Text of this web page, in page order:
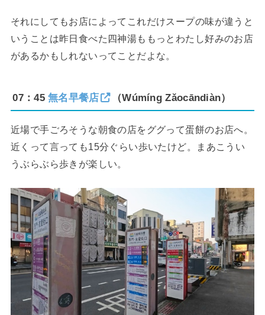
それにしてもお店によってこれだけスープの味が違うと
いうことは昨日食べた四神湯ももっとわたし好みのお店
があるかもしれないってことだよな。
07：45無名早餐店 （Wúmíng Zǎocāndiàn）
近場で手ごろそうな朝食の店をググって蛋餅のお店へ。
近くって言っても15分ぐらい歩いたけど。まあこうい
うぶらぶら歩きが楽しい。